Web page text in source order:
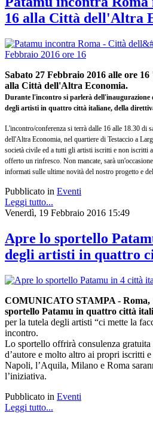
16 alla Città dell'Altra
Sabato 27 Febbraio 2016 alle ore 16
alla Città dell'Altra Economia.
Durante l'incontro si parlerà
degli artisti in quattro città italiane, della
L'incontro/conferenza si terrà dalle 16 alle 18.30 di
dell'Altra Economia, nel quartiere di Testaccio a
società civile ed a tutti gli artisti iscritti e non iscritti
offerto un rinfresco. Non mancate, sarà
informati sulle ultime novità del nostro progetto e
Pubblicato in Eventi
Leggi tutto...
Venerdì, 19 Febbraio 2016 15:49
Apre lo sportello
degli artisti in quattro
COMUNICATO STAMPA - Roma,
sportello Patamu in quattro città
per la tutela degli artisti “ci mette la
incontro.
Lo sportello offrirà consulenza
d’autore e molto altro ai propri iscritti
Napoli, l’Aquila, Milano e Roma
l’iniziativa.
Pubblicato in Eventi
Leggi tutto...